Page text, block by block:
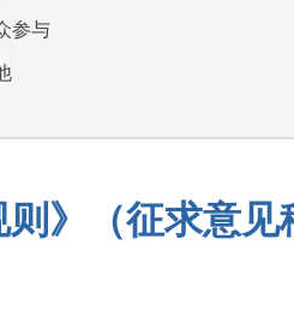
参与
》（征求意见